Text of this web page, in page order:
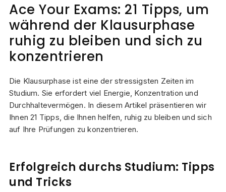
Ace Your Exams: 21 Tipps, um
während der Klausurphase
ruhig zu bleiben und sich zu
konzentrieren
Die Klausurphase ist eine der stressigsten Zeiten im
Studium. Sie erfordert viel Energie, Konzentration und
Durchhaltevermögen. In diesem Artikel präsentieren wir
Ihnen 21 Tipps, die Ihnen helfen, ruhig zu bleiben und sich
auf Ihre Prüfungen zu konzentrieren.
Erfolgreich durchs Studium: Tipps
und Tricks